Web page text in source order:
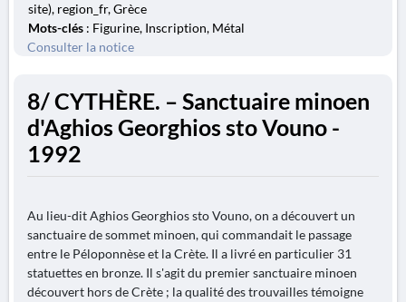
site), region_fr, Grèce
Mots-clés : Figurine, Inscription, Métal
Consulter la notice
8/ CYTHÈRE. – Sanctuaire minoen
d'Aghios Georghios sto Vouno -
1992
Au lieu-dit Aghios Georghios sto Vouno, on a découvert un
sanctuaire de sommet minoen, qui commandait le passage
entre le Péloponnèse et la Crète. Il a livré en particulier 31
statuettes en bronze. Il s'agit du premier sanctuaire minoen
découvert hors de Crète ; la qualité des trouvailles témoigne